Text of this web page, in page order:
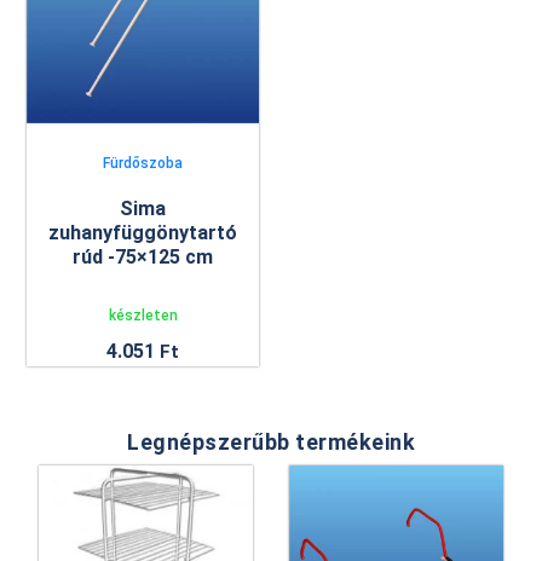
Fürdőszoba
Sima
zuhanyfüggönytartó
rúd -75×125 cm
készleten
4.051 Ft
Legnépszerűbb termékeink